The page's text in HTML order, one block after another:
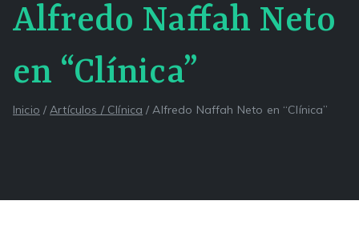
Alfredo Naffah Neto
en “Clínica”
Inicio Artículos / Clínica Alfredo Naffah Neto en “Clínica”